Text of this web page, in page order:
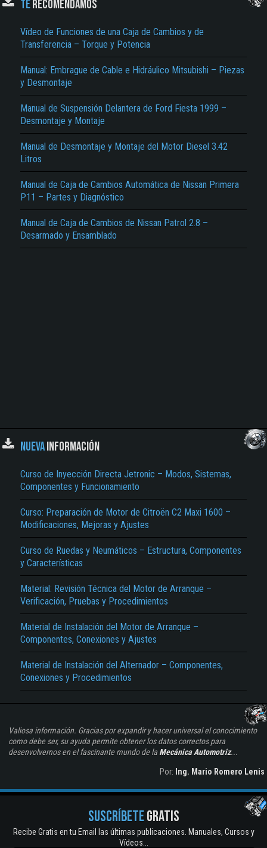
TE RECOMENDAMOS
Vídeo de Funciones de una Caja de Cambios y de
Transferencia – Torque y Potencia
Manual: Embrague de Cable e Hidráulico Mitsubishi – Piezas
y Desmontaje
Manual de Suspensión Delantera de Ford Fiesta 1999 –
Desmontaje y Montaje
Manual de Desmontaje y Montaje del Motor Diesel 3.42
Litros
Manual de Caja de Cambios Automática de Nissan Primera
P11 – Partes y Diagnóstico
Manual de Caja de Cambios de Nissan Patrol 2.8 –
Desarmado y Ensamblado
NUEVAINFORMACIÓN
Curso de Inyección Directa Jetronic – Modos, Sistemas,
Componentes y Funcionamiento
Curso: Preparación de Motor de Citroën C2 Maxi 1600 –
Modificaciones, Mejoras y Ajustes
Curso de Ruedas y Neumáticos – Estructura, Componentes
y Características
Material: Revisión Técnica del Motor de Arranque –
Verificación, Pruebas y Procedimientos
Material de Instalación del Motor de Arranque –
Componentes, Conexiones y Ajustes
Material de Instalación del Alternador – Componentes,
Conexiones y Procedimientos
Valiosa información. Gracias por expandir y hacer universal el conocimiento
como debe ser, su ayuda permite obtener los datos correctos para
desenvolvernos en el fascinante mundo de la Mecánica Automotriz...
Por: Ing. Mario Romero Lenis
SUSCRÍBETEGRATIS
Recibe Gratis en tu Email las últimas publicaciones. Manuales, Cursos y
Vídeos...
El Título es incorrecto según el contenido.
Texto o Imagen de portada son erróneos.
Reportar otro tipo de error...